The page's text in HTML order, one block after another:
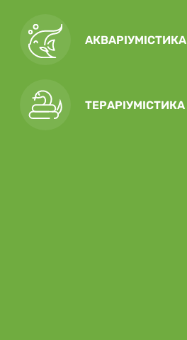
АКВАРІУМІСТИКА
ТЕРАРІУМІСТИКА